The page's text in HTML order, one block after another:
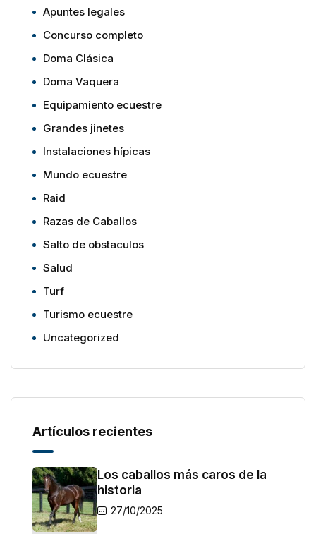
Apuntes legales
Concurso completo
Doma Clásica
Doma Vaquera
Equipamiento ecuestre
Grandes jinetes
Instalaciones hípicas
Mundo ecuestre
Raid
Razas de Caballos
Salto de obstaculos
Salud
Turf
Turismo ecuestre
Uncategorized
Artículos recientes
Los caballos más caros de la
historia
27/10/2025